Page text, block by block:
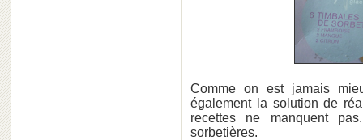
Comme on est jamais
également la solution de
recettes ne manquent
sorbetières.